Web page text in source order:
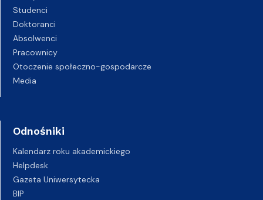
Studenci
Doktoranci
Absolwenci
Pracownicy
Otoczenie społeczno-gospodarcze
Media
Odnośniki
Kalendarz roku akademickiego
Helpdesk
Gazeta Uniwersytecka
BIP